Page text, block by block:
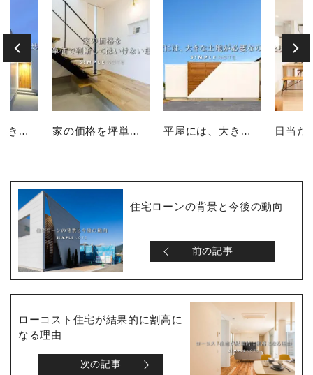
家の価格を坪単価で判断してはいけない理由 平屋には、大きな土地が必要なのか？ 日当たりが悪い土地 ＝ 暗い家が建つ？
住宅ローンの背景と今後の動向
前の記事
ローコスト住宅が結果的に割高に
なる理由
次の記事